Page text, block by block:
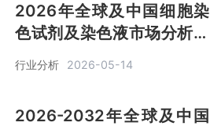
2026年全球及中国细胞染
色试剂及染色液市场分析：
全球预计销售金额13亿美元
[图]
行业分析 2026-05-14
2026-2032年全球及中国